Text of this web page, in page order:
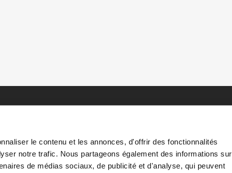
le contenu et les annonces, d'offrir des fonctionnalités
notre trafic. Nous partageons également des informations sur
de médias sociaux, de publicité et d'analyse, qui peuvent
HISTOIRES RESSOURCES